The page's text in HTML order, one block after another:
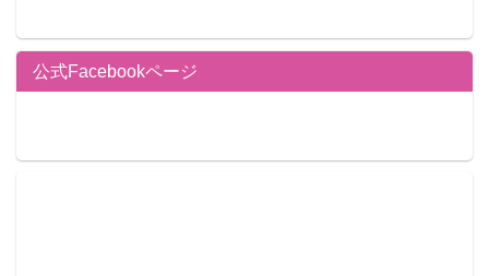
公式Facebookページ